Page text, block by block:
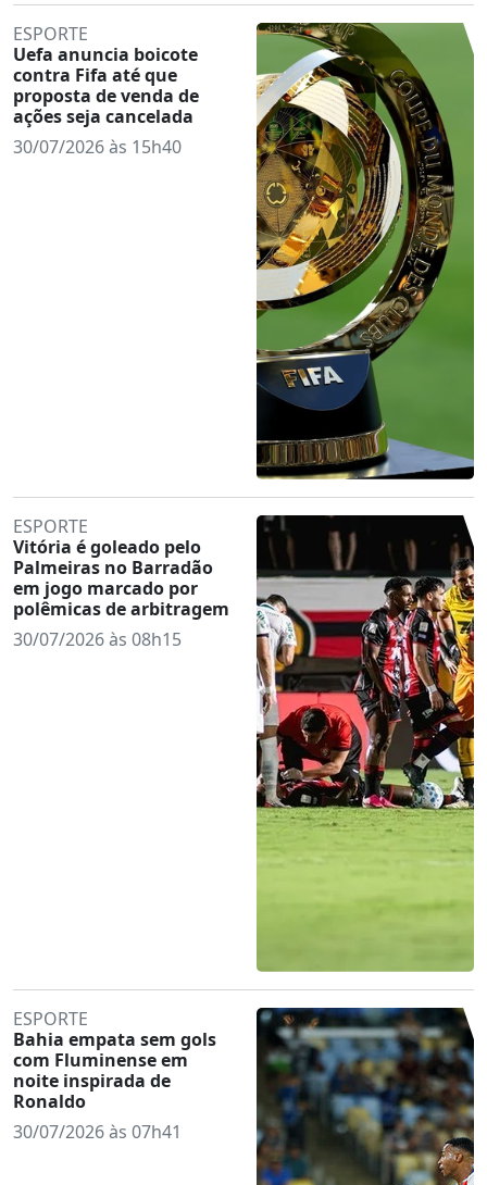
ESPORTE
Uefa anuncia boicote
contra Fifa até que
proposta de venda de
ações seja cancelada
30/07/2026 às 15h40
ESPORTE
Vitória é goleado pelo
Palmeiras no Barradão
em jogo marcado por
polêmicas de arbitragem
30/07/2026 às 08h15
ESPORTE
Bahia empata sem gols
com Fluminense em
noite inspirada de
Ronaldo
30/07/2026 às 07h41